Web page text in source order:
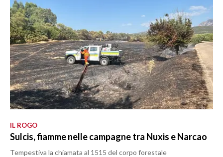
IL ROGO
Sulcis, fiamme nelle campagne tra Nuxis e Narcao
Tempestiva la chiamata al 1515 del corpo forestale